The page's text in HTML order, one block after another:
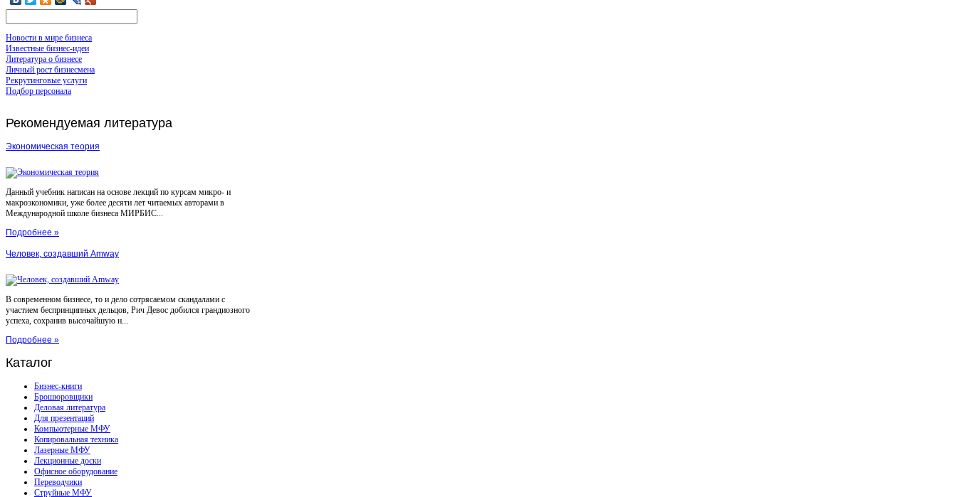
Новости в мире бизнеса
Известные бизнес-идеи
Литература о бизнесе
Личный рост бизнесмена
Рекрутинговые услуги
Подбор персонала
Рекомендуемая литература
Экономическая теория
Данный учебник написан на основе лекций по курсам микро- и
макроэкономики, уже более десяти лет читаемых авторами в
Международной школе бизнеса МИРБИС...
Подробнее »
Человек, создавший Amway
В современном бизнесе, то и дело сотрясаемом скандалами с
участием беспринципных дельцов, Рич Девос добился грандиозного
успеха, сохранив высочайшую н...
Подробнее »
Каталог
Бизнес-книги
Брошюровщики
Деловая литература
Для презентаций
Компьютерные МФУ
Копировальная техника
Лазерные МФУ
Лекционные доски
Офисное оборудование
Переводчики
Струйные МФУ